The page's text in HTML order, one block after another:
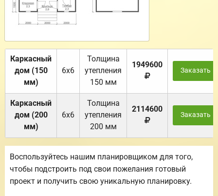
Каркасный
дом (150
мм)
6х6
Толщина
утепления
150 мм
1949600
Заказать
Каркасный
дом (200
мм)
6х6
Толщина
утепления
200 мм
2114600
Заказать
Воспользуйтесь нашим планировщиком для того,
чтобы подстроить под свои пожелания готовый
проект и получить свою уникальную планировку.